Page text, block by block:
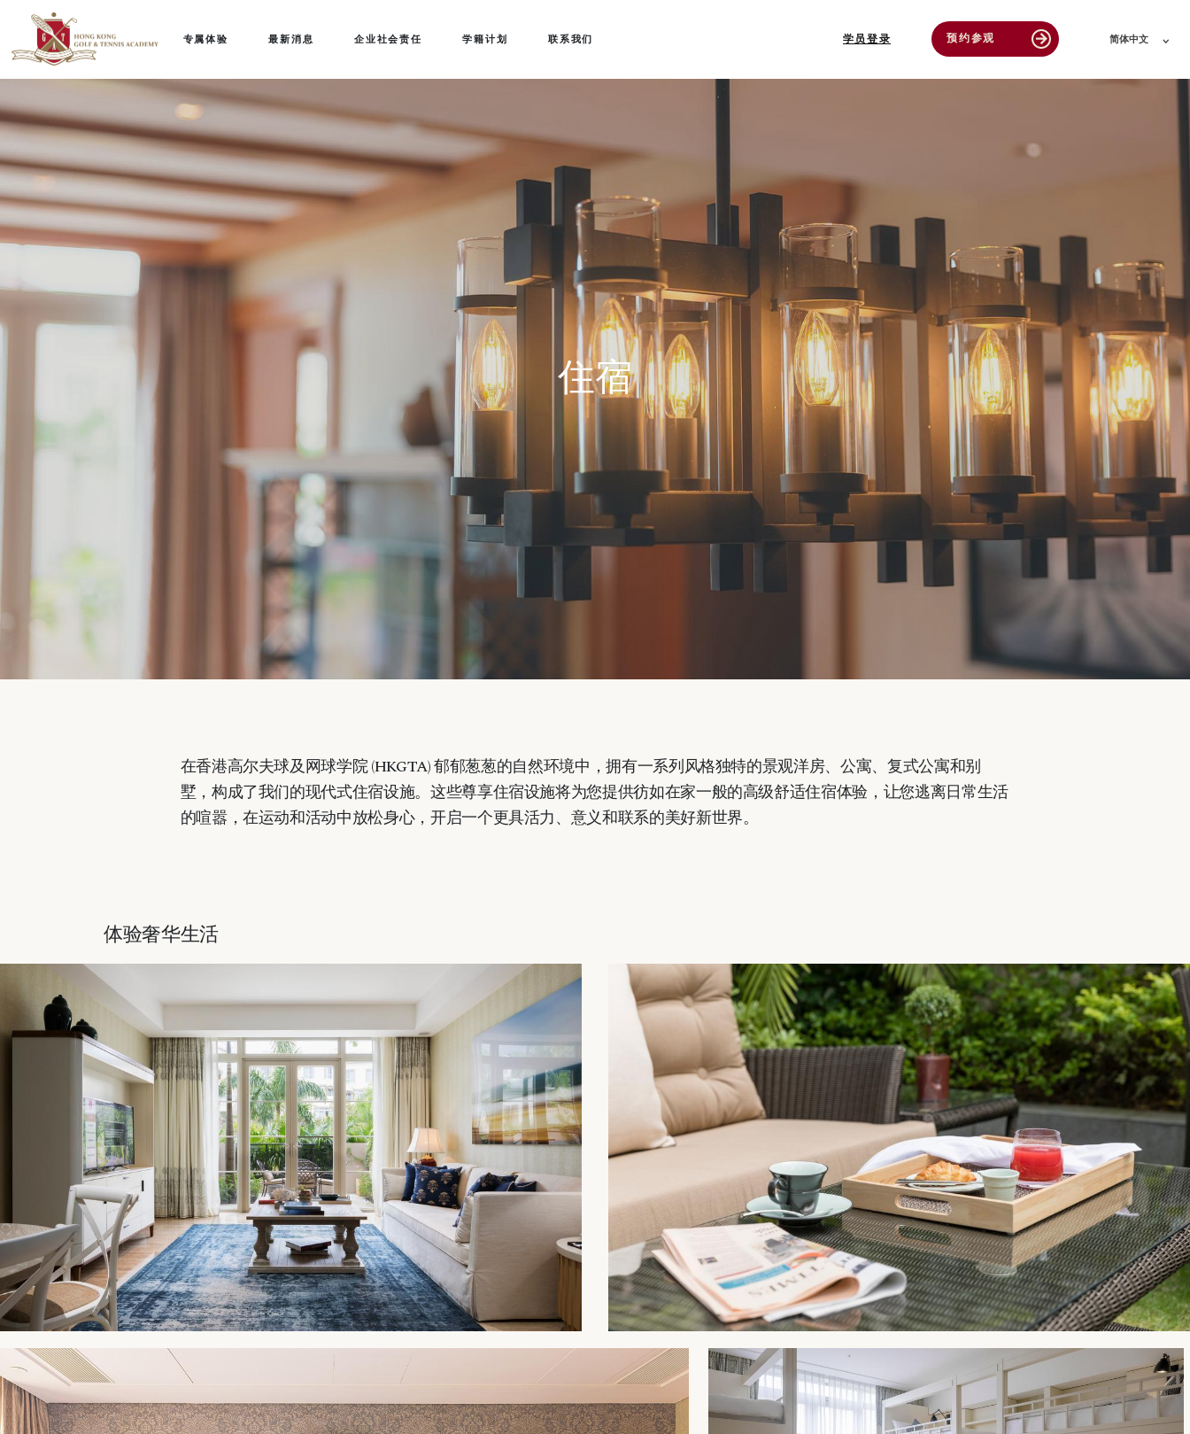
专属体验 最新消息 企业社会责任 学籍计划 联系我们 学员登录 预约参观 arrow_forward 简体中文
住宿
在香港高尔夫球及网球学院(HKGTA)郁郁葱葱的自然环境中，拥有一系列风格独特的景观洋房、公寓、复式公寓和别
墅，构成了我们的现代式住宿设施。这些尊享住宿设施将为您提供彷如在家一般的高级舒适住宿体验，让您逃离日常生活
的喧嚣，在运动和活动中放松身心，开启一个更具活力、意义和联系的美好新世界。
体验奢华生活